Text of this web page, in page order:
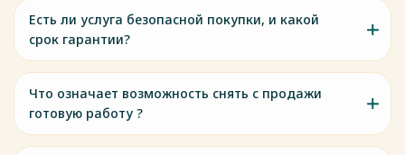
Есть ли услуга безопасной покупки, и какой
срок гарантии?
Что означает возможность снять с продажи
готовую работу ?